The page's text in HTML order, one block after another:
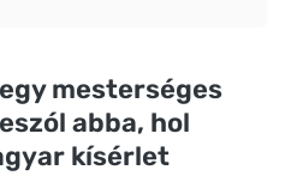
mesterséges
abba, hol
kísérlet